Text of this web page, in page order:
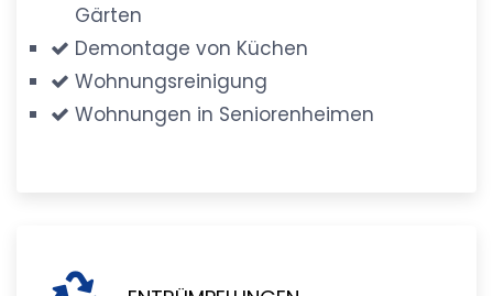
Gärten
Demontage von Küchen
Wohnungsreinigung
Wohnungen in Seniorenheimen